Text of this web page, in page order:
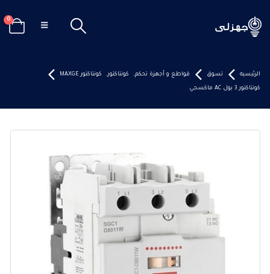
0
الرئيسيه تسوق قواطع و أجهزة تحكم, كونتاكتور, كونتاكتور MAXGE
كونتاكتور 3 بول AC ماكسجي